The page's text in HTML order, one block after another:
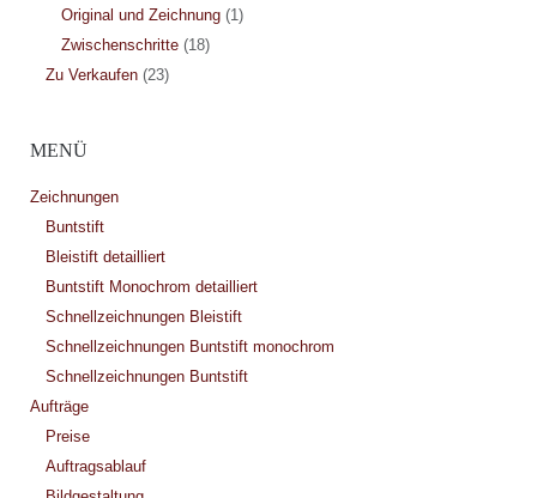
Original und Zeichnung(1)
Zwischenschritte(18)
Zu Verkaufen(23)
MENÜ
Zeichnungen
Buntstift
Bleistift detailliert
Buntstift Monochrom detailliert
Schnellzeichnungen Bleistift
Schnellzeichnungen Buntstift monochrom
Schnellzeichnungen Buntstift
Aufträge
Preise
Auftragsablauf